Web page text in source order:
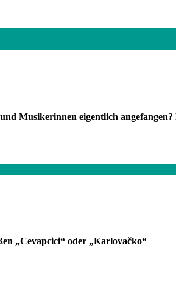
Musikerinnen eigentlich
„Cevapcici“ oder „Karlovačko“